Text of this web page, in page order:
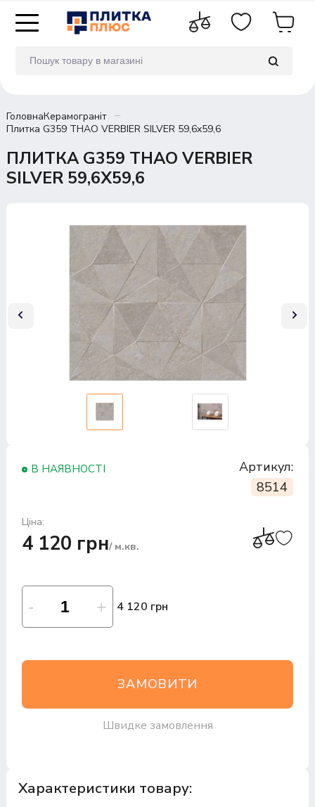
ГоловнаКерамограніт
Плитка G359 THAO VERBIER SILVER 59,6x59,6
ПЛИТКА G359 THAO VERBIER
SILVER 59,6X59,6
В НАЯВНОСТІ
Артикул:
8514
Ціна:
4 120 грн/ м.кв.
4 120 грн
ЗАМОВИТИ
Швидке замовлення
Характеристики товару: